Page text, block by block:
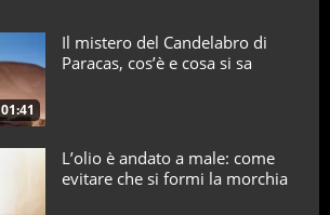
01:41
Il mistero del Candelabro di
Paracas, cos’è e cosa si sa
L’olio è andato a male: come
evitare che si formi la morchia